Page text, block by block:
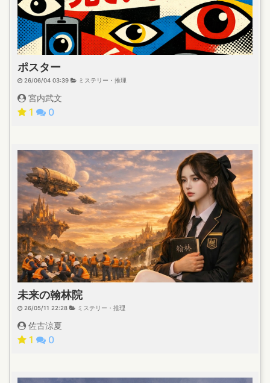
ポスター
26/06/04 03:39 ミステリー・推理
宮内武文
1 0
未来の翰林院
26/05/11 22:28 ミステリー・推理
佐古涼夏
1 0